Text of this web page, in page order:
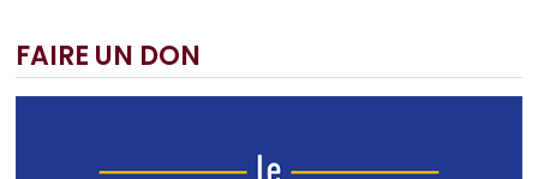
FAIRE UN DON